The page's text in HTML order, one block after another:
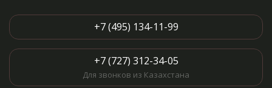
+7 (495) 134-11-99
+7 (727) 312-34-05
Для звонков из Казахстана